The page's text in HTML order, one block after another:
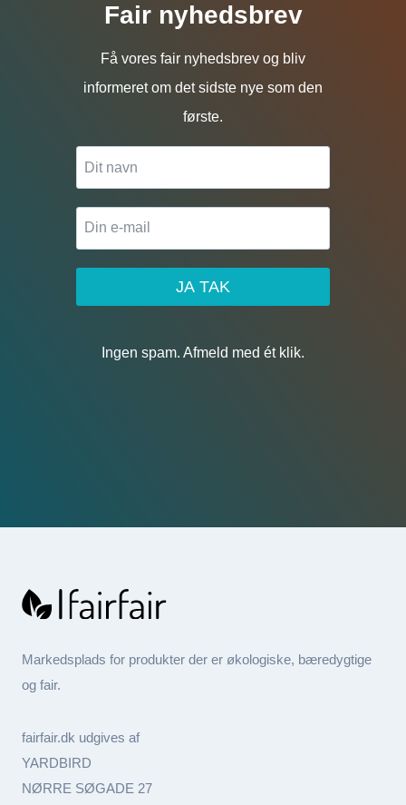
Fair nyhedsbrev
Få vores fair nyhedsbrev og bliv
informeret om det sidste nye som den
første.
JA TAK
Ingen spam. Afmeld med ét klik.
Markedsplads for produkter der er økologiske, bæredygtige
og fair.
fairfair.dk udgives af
YARDBIRD
NØRRE SØGADE 27